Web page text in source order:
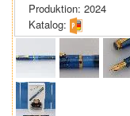
Produktion: 2024
Katalog: